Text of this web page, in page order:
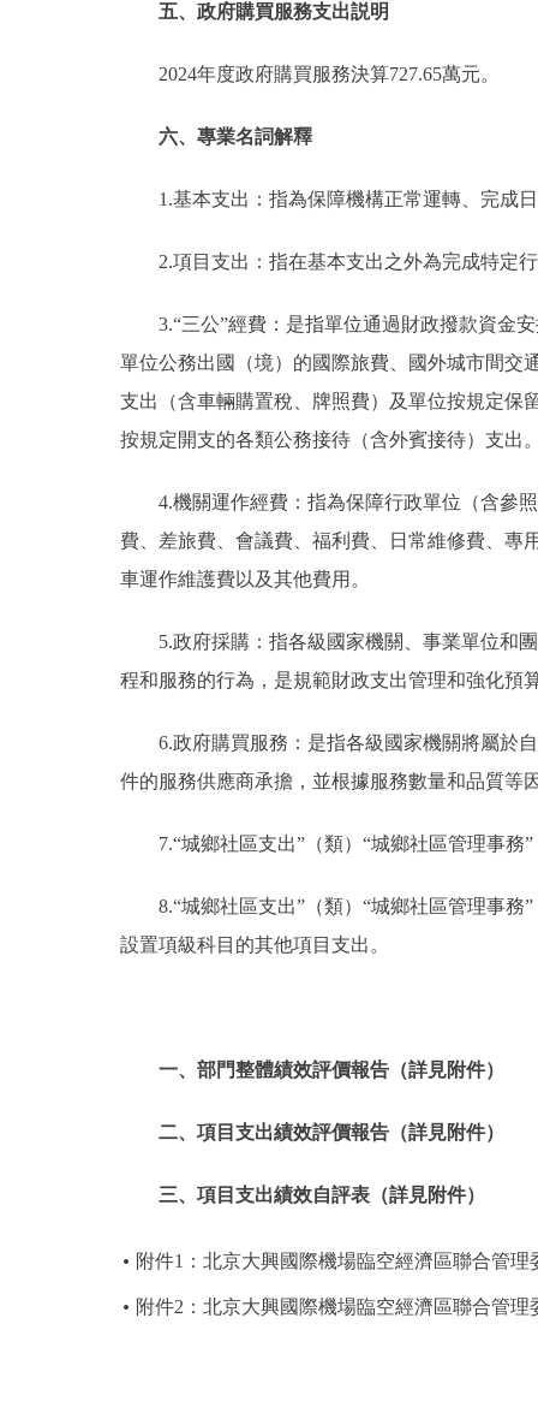
五、政府購買服務支出説明
2024年度政府購買服務決算727.65萬元。
六、專業名詞解釋
1.基本支出：指為保障機構正常運轉、完成
2.項目支出：指在基本支出之外為完成特定
3.“三公”經費：是指單位通過財政撥款資金
單位公務出國（境）的國際旅費、國外城市間交
支出（含車輛購置稅、牌照費）及單位按規定保
按規定開支的各類公務接待（含外賓接待）支出
4.機關運作經費：指為保障行政單位（含參
費、差旅費、會議費、福利費、日常維修費、專
車運作維護費以及其他費用。
5.政府採購：指各級國家機關、事業單位和
程和服務的行為，是規範財政支出管理和強化預
6.政府購買服務：是指各級國家機關將屬於
件的服務供應商承擔，並根據服務數量和品質等
7.“城鄉社區支出”（類）“城鄉社區管理事
8.“城鄉社區支出”（類）“城鄉社區管理事
設置項級科目的其他項目支出。
一、部門整體績效評價報告（詳見附件）
二、項目支出績效評價報告（詳見附件）
三、項目支出績效自評表（詳見附件）
附件1：北京大興國際機場臨空經濟區聯合管理
附件2：北京大興國際機場臨空經濟區聯合管理